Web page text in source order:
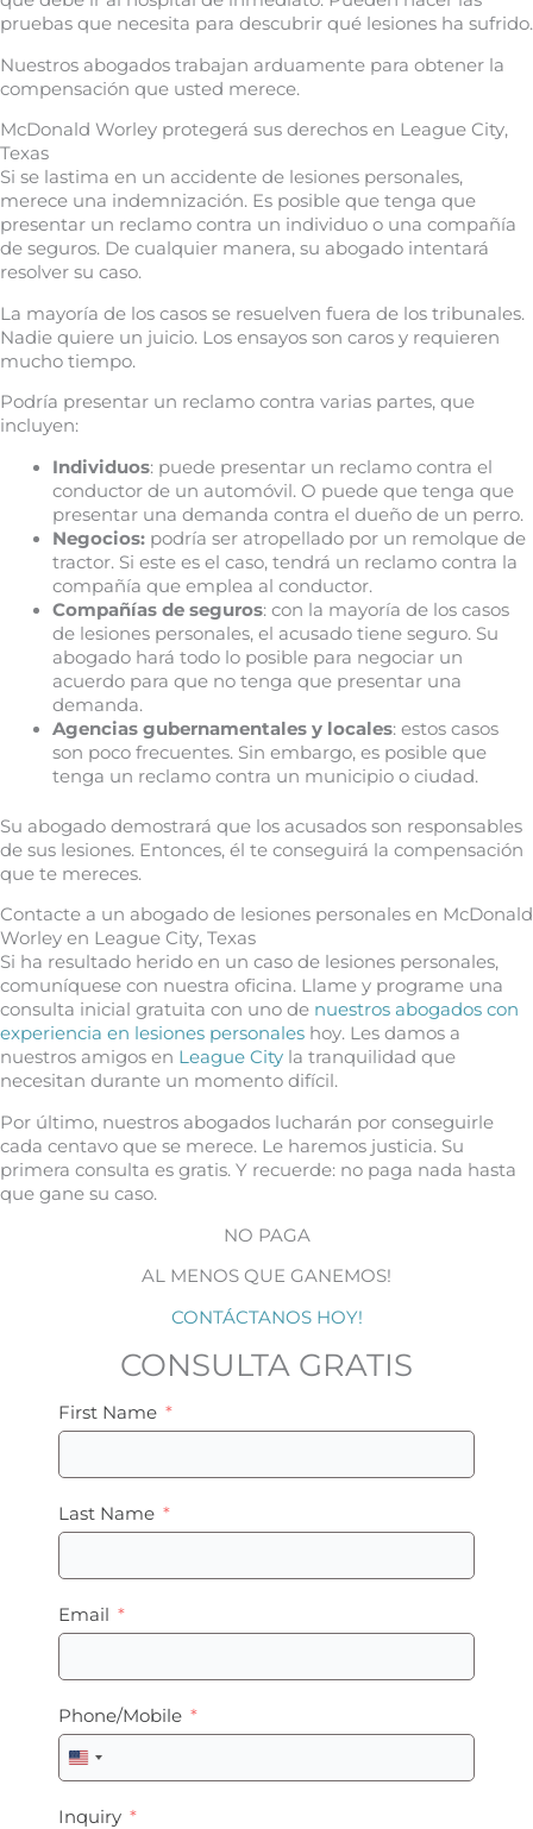
pruebas que necesita para descubrir qué lesiones ha sufrido.
Nuestros abogados trabajan arduamente para obtener la
compensación que usted merece.
McDonald Worley protegerá sus derechos en League City,
Texas
Si se lastima en un accidente de lesiones personales,
merece una indemnización. Es posible que tenga que
presentar un reclamo contra un individuo o una compañía
de seguros. De cualquier manera, su abogado intentará
resolver su caso.
La mayoría de los casos se resuelven fuera de los tribunales.
Nadie quiere un juicio. Los ensayos son caros y requieren
mucho tiempo.
Podría presentar un reclamo contra varias partes, que
incluyen:
Individuos: puede presentar un reclamo contra el
conductor de un automóvil. O puede que tenga que
presentar una demanda contra el dueño de un perro.
Negocios:podría ser atropellado por un remolque de
tractor. Si este es el caso, tendrá un reclamo contra la
compañía que emplea al conductor.
Compañías de seguros: con la mayoría de los casos
de lesiones personales, el acusado tiene seguro. Su
abogado hará todo lo posible para negociar un
acuerdo para que no tenga que presentar una
demanda.
Agencias gubernamentales y locales: estos casos
son poco frecuentes. Sin embargo, es posible que
tenga un reclamo contra un municipio o ciudad.
Su abogado demostrará que los acusados ​​son responsables
de sus lesiones. Entonces, él te conseguirá la compensación
que te mereces.
Contacte a un abogado de lesiones personales en McDonald
Worley en League City, Texas
Si ha resultado herido en un caso de lesiones personales,
comuníquese con nuestra oficina. Llame y programe una
consulta inicial gratuita con uno de nuestros abogados con
experiencia en lesiones personales hoy. Les damos a
nuestros amigos en League City la tranquilidad que
necesitan durante un momento difícil.
Por último, nuestros abogados lucharán por conseguirle
cada centavo que se merece. Le haremos justicia. Su
primera consulta es gratis. Y recuerde: no paga nada hasta
que gane su caso.
NO PAGA
AL MENOS QUE GANEMOS!
CONTÁCTANOS HOY!
CONSULTA GRATIS
First Name
Last Name
Email
Phone/Mobile
United
States
+1
Inquiry